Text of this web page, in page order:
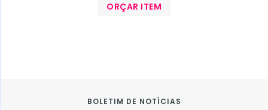
ORÇAR ITEM
BOLETIM DE NOTÍCIAS